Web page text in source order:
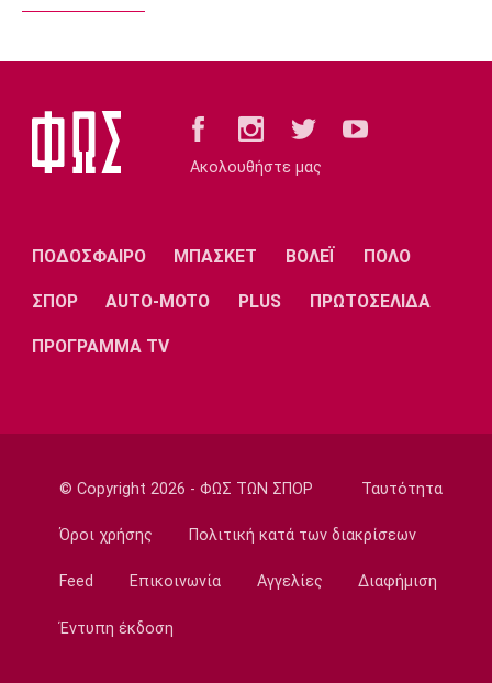
22:50
22:44
Ποδόσφαιρο - Διεθνή
22:35
Επίσημα στη Ρεάλ Μαδρίτης ο Ντιομαντέ
22:20
Κολύμβηση
κάνατε υπερήφανους και ευτυχισμένους»
Ο Ζορζίνιο στον Πανσερραϊκό
Ακολουθήστε μας
ΠΟΔΟΣΦΑΙΡΟ ΜΠΑΣΚΕΤ ΒΟΛΕΪ ΠΟΛΟ
ΣΠΟΡ AUTO-MOTO PLUS ΠΡΩΤΟΣΕΛΙΔΑ
ΠΡΟΓΡΑΜΜΑ TV
© Copyright 2026 - ΦΩΣ ΤΩΝ ΣΠΟΡ Ταυτότητα
Όροι χρήσης Πολιτική κατά των διακρίσεων
Feed Επικοινωνία Αγγελίες Διαφήμιση
Έντυπη έκδοση